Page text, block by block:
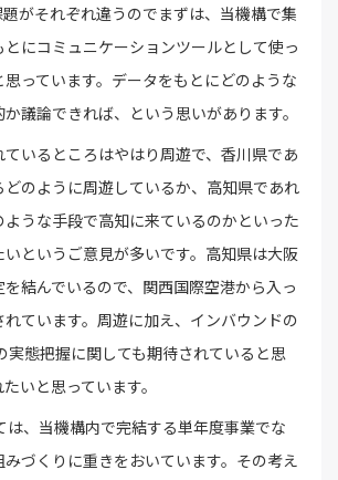
がそれぞれ違うのでまずは、当機構で集
にコミュニケーションツールとして使っ
っています。データをもとにどのような
議論できれば、という思いがあります。
いるところはやはり周遊で、香川県であ
のように周遊しているか、高知県であれ
うな手段で高知に来ているのかといった
というご意見が多いです。高知県は大阪
結んでいるので、関西国際空港から入っ
ています。周遊に加え、インバウンドの
実態把握に関しても期待されていると思
いと思っています。
は、当機構内で完結する単年度事業でな
みづくりに重きをおいています。その考え